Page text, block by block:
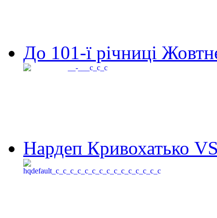
До 101-ї річниці
Нардеп Кривохатько